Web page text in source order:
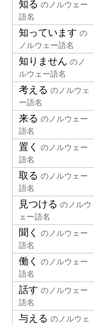
知る のノルウェー
語名
知っています の
ノルウェー語名
知りません のノ
ルウェー語名
考える のノルウェ
ー語名
来る のノルウェー
語名
置く
のノルウェー
語名
取る のノルウェー
語名
見つける のノルウ
ェー語名
聞く
のノルウェー
語名
働く
のノルウェー
語名
話す のノルウェー
語名
与える のノルウェ